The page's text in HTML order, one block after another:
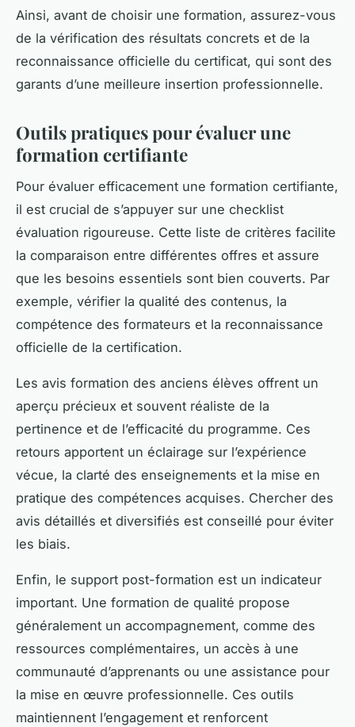
Ainsi, avant de choisir une formation, assurez-vous
de la vérification des résultats concrets et de la
reconnaissance officielle du certificat, qui sont des
garants d’une meilleure insertion professionnelle.
Outils pratiques pour évaluer une
formation certifiante
Pour évaluer efficacement une formation certifiante,
il est crucial de s’appuyer sur une checklist
évaluation rigoureuse. Cette liste de critères facilite
la comparaison entre différentes offres et assure
que les besoins essentiels sont bien couverts. Par
exemple, vérifier la qualité des contenus, la
compétence des formateurs et la reconnaissance
officielle de la certification.
Les avis formation des anciens élèves offrent un
aperçu précieux et souvent réaliste de la
pertinence et de l’efficacité du programme. Ces
retours apportent un éclairage sur l’expérience
vécue, la clarté des enseignements et la mise en
pratique des compétences acquises. Chercher des
avis détaillés et diversifiés est conseillé pour éviter
les biais.
Enfin, le support post-formation est un indicateur
important. Une formation de qualité propose
généralement un accompagnement, comme des
ressources complémentaires, un accès à une
communauté d’apprenants ou une assistance pour
la mise en œuvre professionnelle. Ces outils
maintiennent l’engagement et renforcent